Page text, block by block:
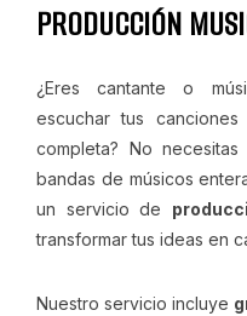
PRODUCCIÓN
¿Eres cantante o
escuchar tus
completa? No
bandas de músicos
un servicio de
transformar tus ideas en
Nuestro servicio incluye